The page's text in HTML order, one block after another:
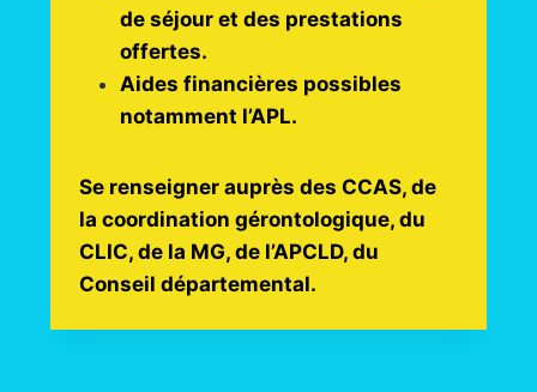
de séjour et des prestations
offertes.
Aides financières possibles
notamment l’APL.
Se renseigner auprès des CCAS, de
la coordination gérontologique, du
CLIC, de la MG, de l’APCLD, du
Conseil départemental.